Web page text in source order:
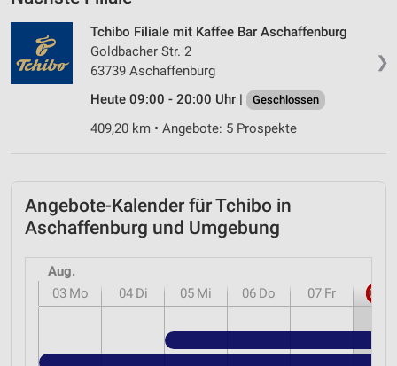
❯
Tchibo Filiale mit Kaffee Bar Aschaffenburg
Goldbacher Str. 2
63739 Aschaffenburg
Heute 09:00 - 20:00 Uhr |
Geschlossen
409,20 km • Angebote: 5 Prospekte
Angebote-Kalender für Tchibo in
Aschaffenburg und Umgebung
Aug.
03 Mo 04 Di 05 Mi 06 Do 07 Fr 08